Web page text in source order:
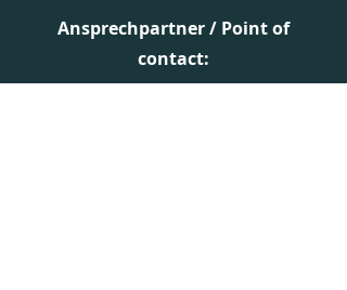
Ansprechpartner / Point of
contact:​